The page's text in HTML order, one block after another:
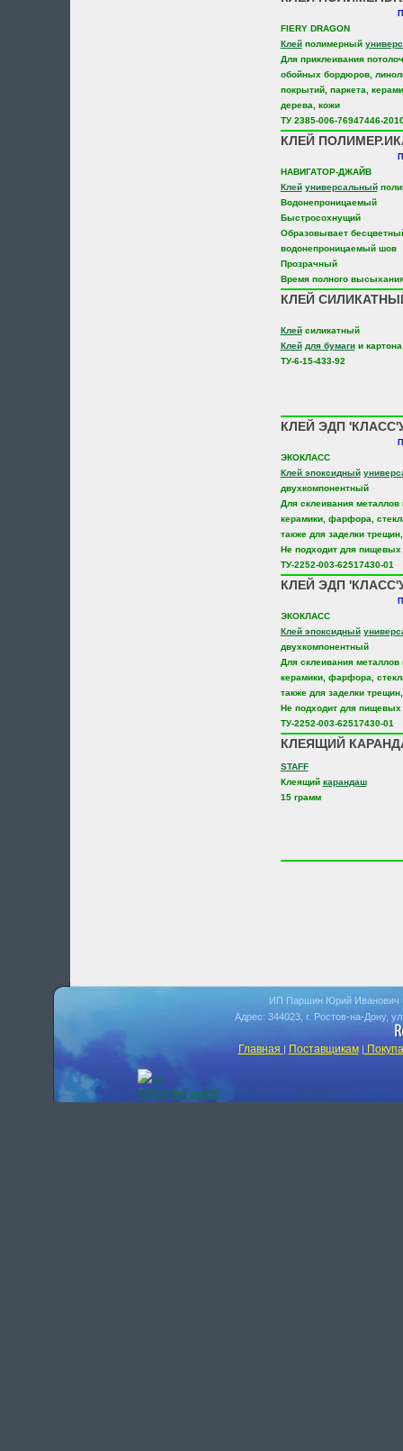
FIERY DRAGON
Клейполимерный
Для приклеивания
обойных бордюров,
покрытий, паркета,
дерева, кожи
ТУ 2385-006-76947446-
КЛЕЙ
НАВИГАТОР-ДЖАЙВ
Клей универсальный
Водонепроницаемый
Быстросохнущий
Образовывает
водонепроницаемый шов
Прозрачный
Время полного
КЛЕЙ
Клейсиликатный
Клей для бумагии картона
ТУ-6-15-433-92
КЛЕЙ ЭДП
ЭКОКЛАСС
Клей эпоксидный
двухкомпонентный
Для склеивания металлов
керамики, фарфора,
также для заделки
Не подходит для пищевых
ТУ-2252-003-62517430-01
КЛЕЙ ЭДП
ЭКОКЛАСС
Клей эпоксидный
двухкомпонентный
Для склеивания металлов
керамики, фарфора,
также для заделки
Не подходит для пищевых
ТУ-2252-003-62517430-01
КЛЕЯЩИЙ
STAFF
Клеящий карандаш
15 грамм
ИП Паршин Юрий Иванович
Адрес: 344023, г. Ростов-на-Дону,
Главная | Поставщикам|